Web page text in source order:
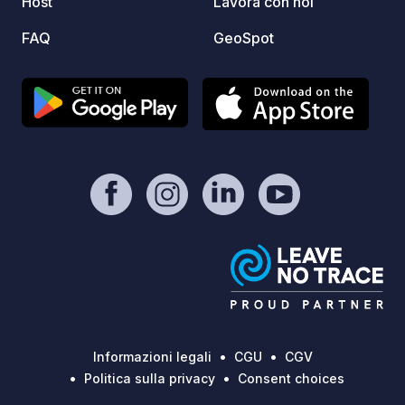
prenderete l'autobus diretto per
l'autobus e noi verremo a prendervi in
barca. In questo modo, non avrete
bisogno della vostra auto per
barca dura circa 25 minuti, mentre il
viaggio in autobus dura 38 minuti. Il
costo dell'escursione in barca è di 800
noleggiare barche, kayak e stand-up
paddleboard (SUP) e praticare sport
Disponiamo anche di un piccolo yacht
per escursioni guidate ai fiordi di
FAQ
GeoSpot
Informazioni legali CGU
CGV
Politica sulla privacy
Consent choices